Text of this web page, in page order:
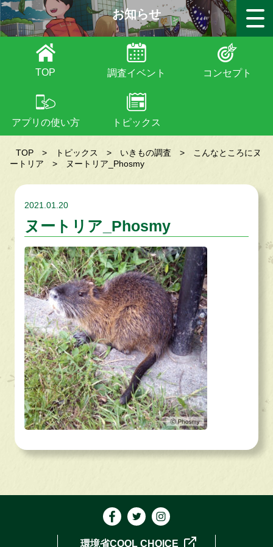
お知らせ
TOP 調査イベント コンセプト
アプリの使い方 トピックス
TOP > トピックス > いきもの調査 >
こんなところにヌ
ートリア
> ヌートリア_Phosmy
2021.01.20
ヌートリア_Phosmy
環境省COOL CHOICE